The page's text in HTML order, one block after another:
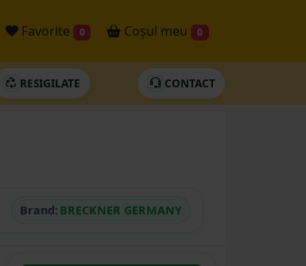
Favorite 0 Coșul meu 0
RESIGILATE CONTACT
Brand: BRECKNER GERMANY